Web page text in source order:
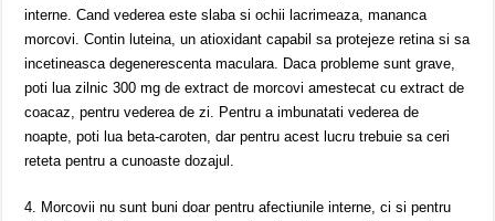
interne. Cand vederea este slaba si ochii lacrimeaza, mananca
morcovi. Contin luteina, un atioxidant capabil sa protejeze retina si sa
incetineasca degenerescenta maculara. Daca probleme sunt grave,
poti lua zilnic 300 mg de extract de morcovi amestecat cu extract de
coacaz, pentru vederea de zi. Pentru a imbunatati vederea de
noapte, poti lua beta-caroten, dar pentru acest lucru trebuie sa ceri
reteta pentru a cunoaste dozajul.
4. Morcovii nu sunt buni doar pentru afectiunile interne, ci si pentru